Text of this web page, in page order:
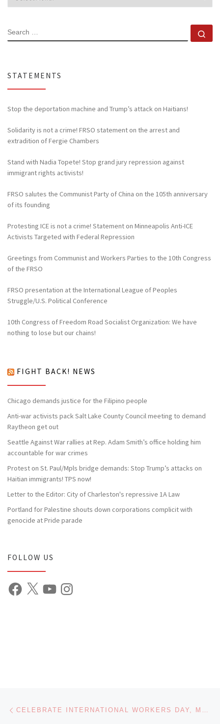
SEARCH
STATEMENTS
Stop the deportation machine and Trump’s attack on Haitians!
Solidarity is not a crime! FRSO statement on the arrest and
extradition of Fergie Chambers
Stand with Nadia Topete! Stop grand jury repression against
immigrant rights activists!
FRSO salutes the Communist Party of China on the 105th anniversary
of its founding
Protesting ICE is not a crime! Statement on Minneapolis Anti-ICE
Activists Targeted with Federal Repression
Greetings from Communist and Workers Parties to the 10th Congress
of the FRSO
FRSO presentation at the International League of Peoples
Struggle/U.S. Political Conference
10th Congress of Freedom Road Socialist Organization: We have
nothing to lose but our chains!
FIGHT BACK! NEWS
Chicago demands justice for the Filipino people
Anti-war activists pack Salt Lake County Council meeting to demand
Raytheon get out
Seattle Against War rallies at Rep. Adam Smith’s office holding him
accountable for war crimes
Protest on St. Paul/Mpls bridge demands: Stop Trump’s attacks on
Haitian immigrants! TPS now!
Letter to the Editor: City of Charleston's repressive 1A Law
Portland for Palestine shouts down corporations complicit with
genocide at Pride parade
FOLLOW US
Facebook YouTubeInstagram
Post navigation CELEBRATE INTERNATIONAL WORKERS DAY, MAY 1, 2022